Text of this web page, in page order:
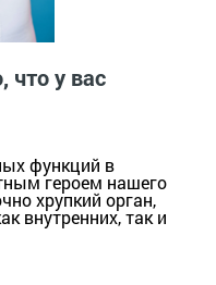
что у вас
функций в
героем нашего
хрупкий орган,
внутренних, так и